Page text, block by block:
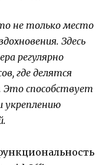
не только место
Здесь
регулярно
где делятся
способствует
укреплению